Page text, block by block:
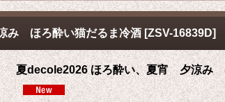
み ほろ酔い猫だるま冷酒 [ZSV-16839D]
夏decole2026 ほろ酔い、夏宵 夕涼み